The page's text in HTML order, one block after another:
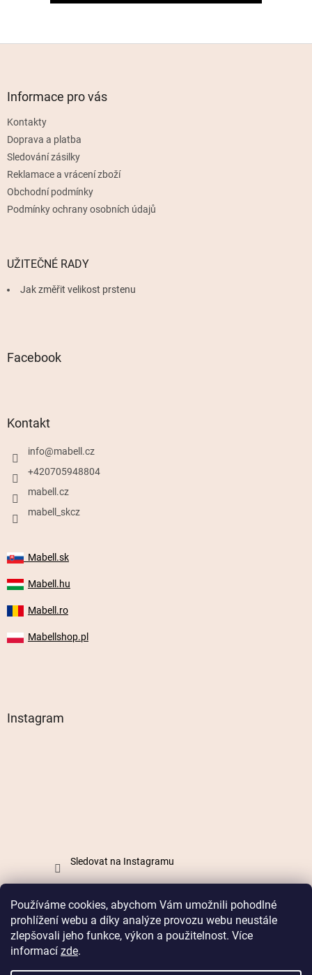
Používáme cookies, abychom Vám umožnili pohodlné
prohlížení webu a díky analýze provozu webu neustále
zlepšovali jeho funkce, výkon a použitelnost. Více
informací zde.
Informace pro vás
Kontakty
Doprava a platba
Sledování zásilky
Reklamace a vrácení zboží
Obchodní podmínky
Podmínky ochrany osobních údajů
UŽITEČNÉ RADY
Jak změřit velikost prstenu
Facebook
Kontakt
info@mabell.cz
+420705948804
mabell.cz
mabell_skcz
Mabell.sk
Mabell.hu
Mabell.ro
Mabellshop.pl
Instagram
Sledovat na Instagramu
Vytvořil Shoptet
Copyright 2026